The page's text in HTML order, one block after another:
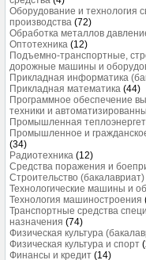
Оборудование и технология
производства (72)
Обработка металлов
Оптотехника (12)
Подъемно-транспортные,
дорожные машины и
Прикладная информатика
Прикладная математика (44)
Программное обеспечение
техники и
Промышленная
Промышленное и
(34)
Радиотехника (12)
Средства поражения и
Строительство (бакалавриат)
Технологические машины и
Технология машиностроения
Транспортные средства
назначения (74)
Физическая культура
Физическая культура и спорт
Финансы и кредит (14)